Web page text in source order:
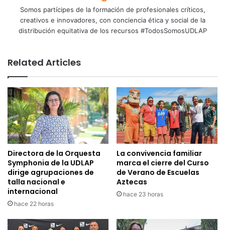
Somos partícipes de la formación de profesionales críticos,
creativos e innovadores, con conciencia ética y social de la
distribución equitativa de los recursos #TodosSomosUDLAP
Related Articles
Directora de la Orquesta
Symphonia de la UDLAP
dirige agrupaciones de
talla nacional e
internacional
hace 22 horas
La convivencia familiar
marca el cierre del Curso
de Verano de Escuelas
Aztecas
hace 23 horas